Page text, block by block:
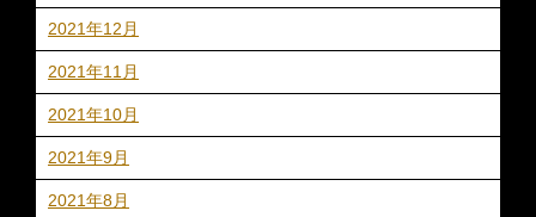
2021年12月
2021年11月
2021年10月
2021年9月
2021年8月